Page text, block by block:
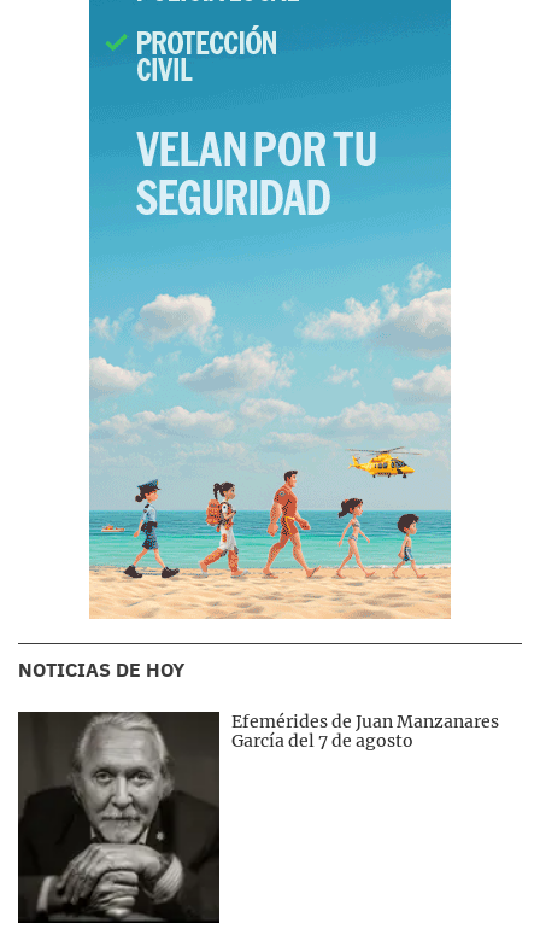
NOTICIAS DE HOY
Efemérides de Juan Manzanares
García del 7 de agosto